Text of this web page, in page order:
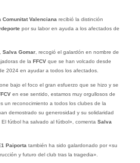
Comunitat Valenciana recibió la distinción
por su labor en ayuda a los afectados de
Salva Gomar, recogió el galardón en nombre de
de la FFCVque se han volcado desde
2024 en ayudar a todos los afectados.
bajo el foco el gran esfuerzo que se hizo y se
en ese sentido, estamos muy orgullosos de
un reconocimiento a todos los clubes de la
demostrado su generosidad y su solidaridad
fútbol ha salvado al fútbol», comentaSalva
Paiporta también ha sido galardonado por «su
y futuro del club tras la tragedia».